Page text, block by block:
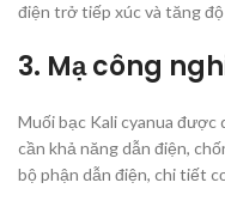
điện trở tiếp xúc và tăng
3. Mạ công
Muối bạc Kali cyanua
cần khả năng dẫn điện,
bộ phận dẫn điện, chi tiết